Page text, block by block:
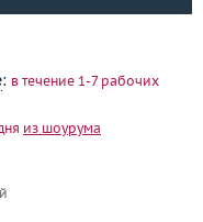
: в течение 1-7 рабочих
из шоурума